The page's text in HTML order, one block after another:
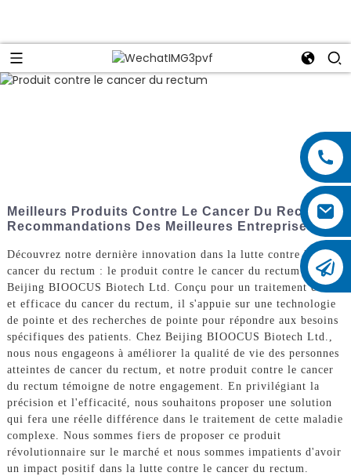
Meilleurs Produits Contre Le Cancer Du Rectum :
Recommandations Des Meilleures Entreprises
Découvrez notre dernière innovation dans la lutte contre le
cancer du rectum : le produit contre le cancer du rectum de
Beijing BIOOCUS Biotech Ltd. Conçu pour un traitement ciblé
et efficace du cancer du rectum, il s'appuie sur une technologie
de pointe et des recherches de pointe pour répondre aux besoins
spécifiques des patients. Chez Beijing BIOOCUS Biotech Ltd.,
nous nous engageons à améliorer la qualité de vie des personnes
atteintes de cancer du rectum, et notre produit contre le cancer
du rectum témoigne de notre engagement. En privilégiant la
précision et l'efficacité, nous souhaitons proposer une solution
qui fera une réelle différence dans le traitement de cette maladie
complexe. Nous sommes fiers de proposer ce produit
révolutionnaire sur le marché et nous sommes impatients d'avoir
un impact positif dans la lutte contre le cancer du rectum.